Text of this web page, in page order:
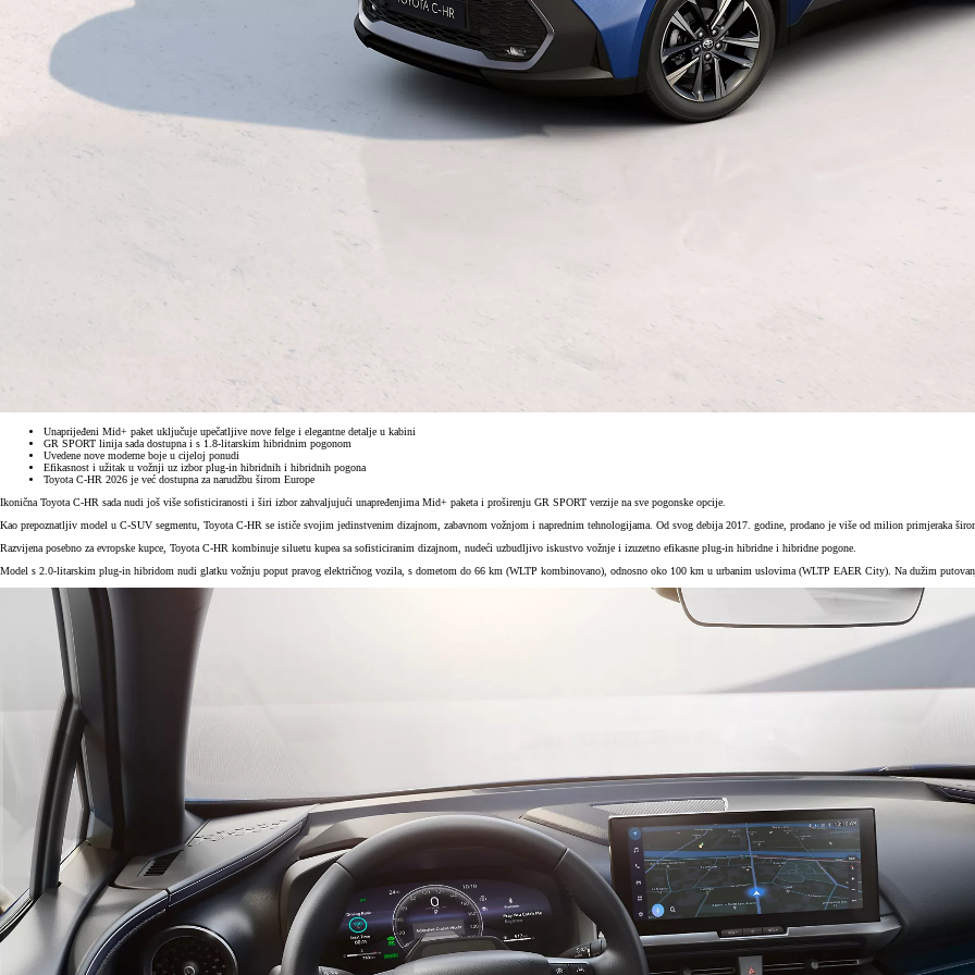
Unaprijeđeni Mid+ paket uključuje upečatljive nove felge i elegantne detalje u kabini
GR SPORT linija sada dostupna i s 1.8-litarskim hibridnim pogonom
Uvedene nove moderne boje u cijeloj ponudi
Efikasnost i užitak u vožnji uz izbor plug-in hibridnih i hibridnih pogona
Toyota C-HR 2026 je već dostupna za narudžbu širom Europe
Ikonična Toyota C-HR sada nudi još više sofisticiranosti i širi izbor zahvaljujući unapređenjima Mid+ paketa i proširenju GR SPORT verzije na sve pogonske opcije.
Kao prepoznatljiv model u C-SUV segmentu, Toyota C-HR se ističe svojim jedinstvenim dizajnom, zabavnom vožnjom i naprednim tehnologijama. Od svog debija 2017. godine, prodano je više od milion primjeraka
Razvijena posebno za evropske kupce, Toyota C-HR kombinuje siluetu kupea sa sofisticiranim dizajnom, nudeći uzbudljivo iskustvo vožnje i izuzetno efikasne plug-in hibridne i hibridne pogone.
Model s 2.0-litarskim plug-in hibridom nudi glatku vožnju poput pravog električnog vozila, s dometom do 66 km (WLTP kombinovano), odnosno oko 100 km u urbanim uslovima (WLTP EAER City). Na dužim